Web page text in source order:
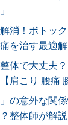
消！ボトッ
を治す最適解
体で大丈夫
肩こり 腰痛
の意外な関
整体師が解説